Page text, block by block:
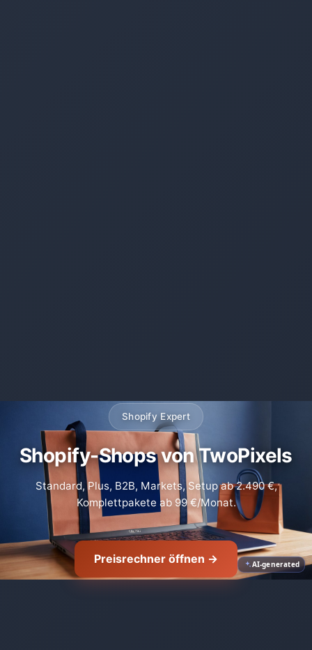
AI-generated
Shopify Expert
Shopify-Shops von TwoPixels
Standard, Plus, B2B, Markets, Setup ab 2.490 €,
Komplettpakete ab 99 €/Monat.
Preisrechner öffnen →